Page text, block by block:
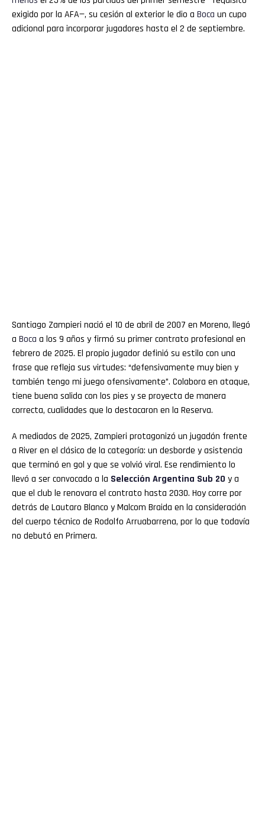
exigido por la AFA—, su cesión al exterior le dio a Boca un cupo
adicional para incorporar jugadores hasta el 2 de septiembre.
Santiago Zampieri nació el 10 de abril de 2007 en Moreno, llegó
a Boca a los 9 años y firmó su primer contrato profesional en
febrero de 2025. El propio jugador definió su estilo con una
frase que refleja sus virtudes: “defensivamente muy bien y
también tengo mi juego ofensivamente”. Colabora en ataque,
tiene buena salida con los pies y se proyecta de manera
correcta, cualidades que lo destacaron en la Reserva.
A mediados de 2025, Zampieri protagonizó un jugadón frente
a River en el clásico de la categoría: un desborde y asistencia
que terminó en gol y que se volvió viral. Ese rendimiento lo
llevó a ser convocado a la Selección Argentina Sub 20 y a
que el club le renovara el contrato hasta 2030. Hoy corre por
detrás de Lautaro Blanco y Malcom Braida en la consideración
del cuerpo técnico de Rodolfo Arruabarrena, por lo que todavía
no debutó en Primera.